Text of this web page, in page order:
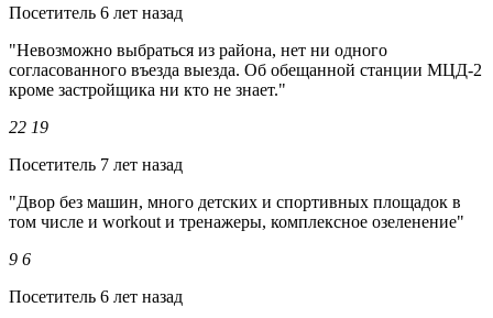
Посетитель 6 лет назад
"Невозможно выбраться из района, нет ни одного
согласованного въезда выезда. Об обещанной станции МЦД-2
кроме застройщика ни кто не знает."
22 19
Посетитель 7 лет назад
"Двор без машин, много детских и спортивных площадок в
том числе и workout и тренажеры, комплексное озеленение"
9 6
Посетитель 6 лет назад